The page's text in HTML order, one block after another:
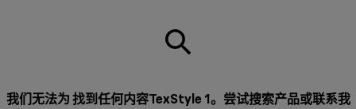
我们无法为 找到任何内容TexStyle 1。尝试搜索产品或联系我